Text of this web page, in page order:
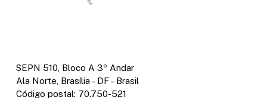
SEPN 510, Bloco A 3º Andar
Ala Norte, Brasília – DF – Brasil
Código postal: 70.750-521